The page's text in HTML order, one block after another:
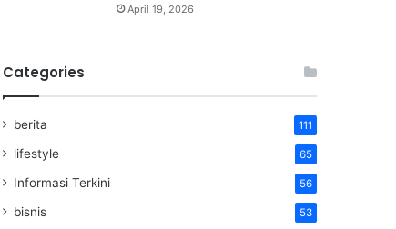
April 19, 2026
Categories
berita 111
lifestyle 65
Informasi Terkini 56
bisnis 53